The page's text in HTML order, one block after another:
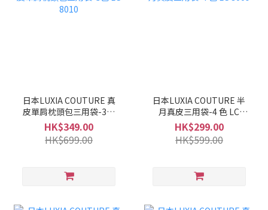
日本LUXIA COUTURE 真
皮單肩枕頭包三用袋-3色
LC 8010
HK$349.00
HK$699.00
日本LUXIA COUTURE 半
月真皮三用袋-4 色 LC
8009
HK$299.00
HK$599.00